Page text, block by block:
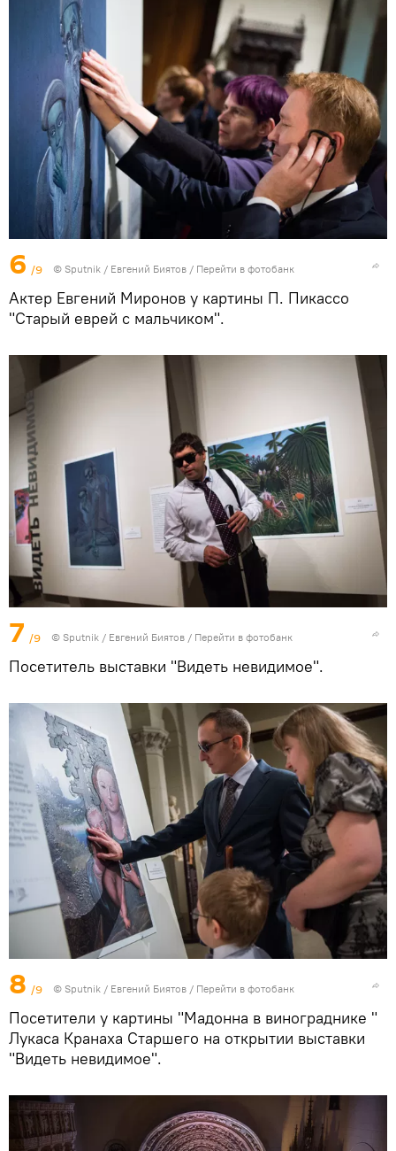
6 /9 © Sputnik / Евгений Биятов / Перейти в фотобанк
Актер Евгений Миронов у картины П. Пикассо
"Старый еврей с мальчиком".
7 /9 © Sputnik / Евгений Биятов / Перейти в фотобанк
Посетитель выставки "Видеть невидимое".
8 /9 © Sputnik / Евгений Биятов / Перейти в фотобанк
Посетители у картины "Мадонна в винограднике "
Лукаса Кранаха Старшего на открытии выставки
"Видеть невидимое".